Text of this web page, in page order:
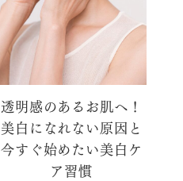
透明感のあるお肌へ！
美白になれない原因と
今すぐ始めたい美白ケ
ア習慣